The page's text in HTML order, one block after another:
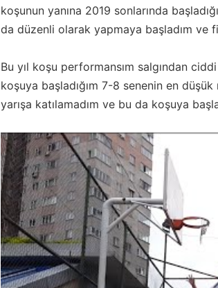
koşunun yanına 2019 sonlarında
da düzenli olarak yapmaya başladım ve
Bu yıl koşu performansım salgından
koşuya başladığım 7-8 senenin en
yarışa katılamadım ve bu da koşuya